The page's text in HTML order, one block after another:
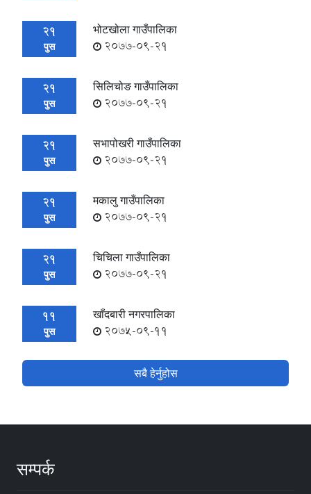
21
पुस
भोटखोला गाउँपालिका
2077-09-21
21
पुस
सिलिचोङ गाउँपालिका
2077-09-21
21
पुस
सभापोखरी गाउँपालिका
2077-09-21
21
पुस
मकालु गाउँपालिका
2077-09-21
21
पुस
चिचिला गाउँपालिका
2077-09-21
11
पुस
खाँदबारी नगरपालिका
2075-09-11
सबै हेर्नुहोस
सम्पर्क